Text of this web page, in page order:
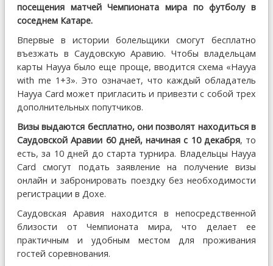
посещения матчей Чемпионата мира по футболу в
соседнем Катаре.
Впервые в истории болельщики смогут бесплатно
въезжать в Саудовскую Аравию. Чтобы владельцам
карты Hayya было еще проще, вводится схема «Hayya
with me 1+3». Это означает, что каждый обладатель
Hayya Card может пригласить и привезти с собой трех
дополнительных попутчиков.
Визы выдаются бесплатно, они позволят находиться в
Саудовской Аравии 60 дней, начиная с 10 декабря, то
есть, за 10 дней до старта турнира. Владельцы Hayya
Card смогут подать заявление на получение визы
онлайн и забронировать поездку без необходимости
регистрации в Дохе.
Саудовская Аравия находится в непосредственной
близости от Чемпионата мира, что делает ее
практичным и удобным местом для проживания
гостей соревнования.